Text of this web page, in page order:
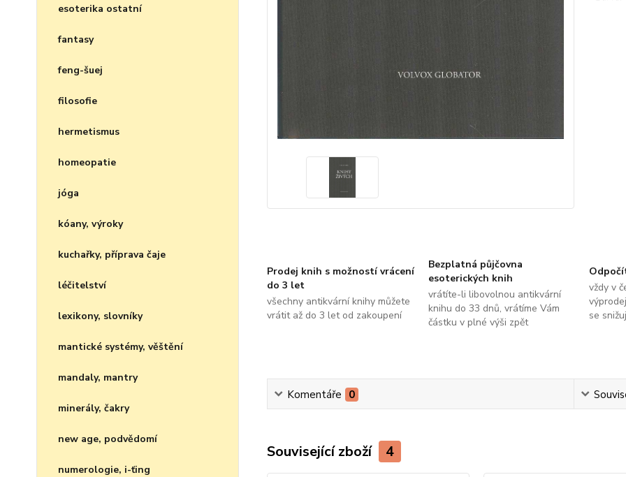
esoterika ostatní
fantasy
feng-šuej
filosofie
hermetismus
homeopatie
jóga
kóany, výroky
kuchařky, příprava čaje
léčitelství
lexikony, slovníky
mantické systémy, věštění
mandaly, mantry
minerály, čakry
new age, podvědomí
numerologie, i-ťing
Prodej knih s možností vrácení
do 3 let
všechny antikvární knihy můžete
vrátit až do 3 let od zakoupení
Bezplatná půjčovna
esoterických knih
vrátíte-li libovolnou antikvární
knihu do 33 dnů, vrátíme Vám
částku v plné výši zpět
vždy v
se
Komentáře 0
Související zboží 4